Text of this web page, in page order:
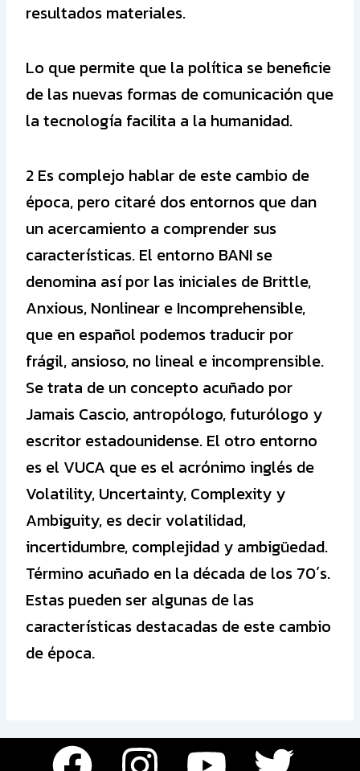
resultados materiales.
Lo que permite que la política se beneficie
de las nuevas formas de comunicación que
la tecnología facilita a la humanidad.
2 Es complejo hablar de este cambio de
época, pero citaré dos entornos que dan
un acercamiento a comprender sus
características. El entorno BANI se
denomina así por las iniciales de Brittle,
Anxious, Nonlinear e Incomprehensible,
que en español podemos traducir por
frágil, ansioso, no lineal e incomprensible.
Se trata de un concepto acuñado por
Jamais Cascio, antropólogo, futurólogo y
escritor estadounidense. El otro entorno
es el VUCA que es el acrónimo inglés de
Volatility, Uncertainty, Complexity y
Ambiguity, es decir volatilidad,
incertidumbre, complejidad y ambigüedad.
Término acuñado en la década de los 70´s.
Estas pueden ser algunas de las
características destacadas de este cambio
de época.